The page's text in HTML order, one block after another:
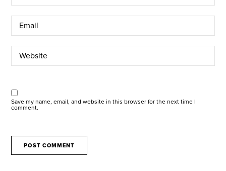
Save my name, email, and website in this browser for the next time I
comment.